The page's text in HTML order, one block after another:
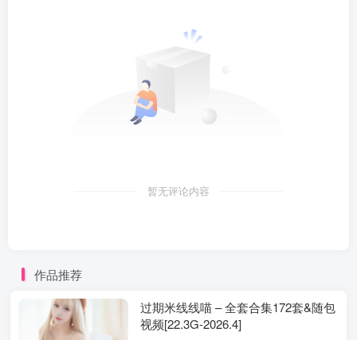
暂无评论内容
作品推荐
过期米线线喵 – 全套合集172套&随包
视频[22.3G-2026.4]